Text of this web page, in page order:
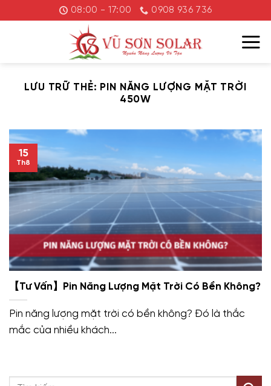
đến
08:00 - 17:00 0908 936 736
LƯU TRỮ THẺ: PIN NĂNG LƯỢNG MẶT TRỜI
450W
【Tư Vấn】Pin Năng Lượng Mặt Trời Có Bền Không?
Pin năng lượng mặt trời có bền không? Đó là thắc
mắc của nhiều khách...
15
Th8